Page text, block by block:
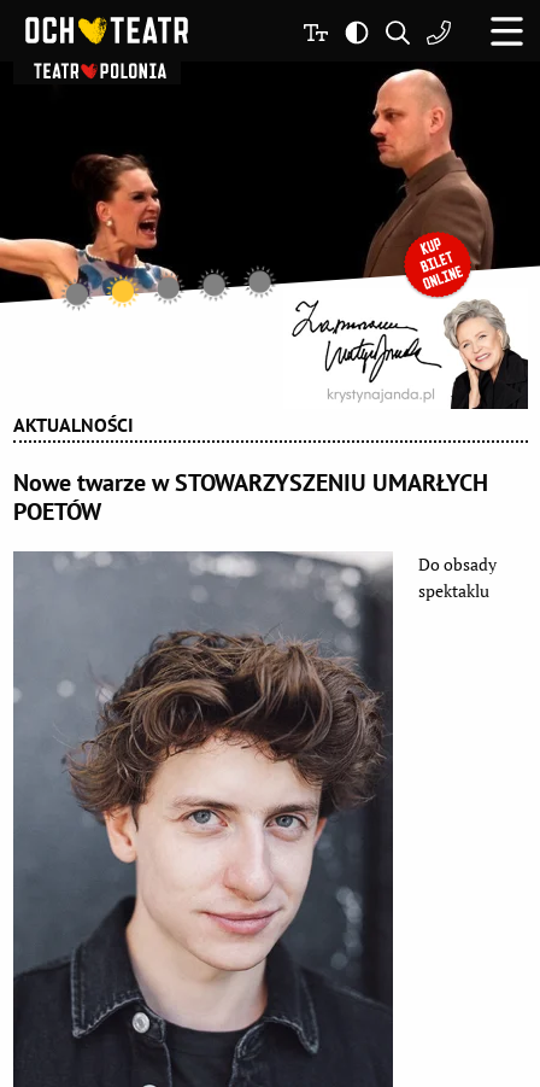
AKTUALNOŚCI
Nowe twarze w STOWARZYSZENIU UMARŁYCH
POETÓW
Do obsady
spektaklu